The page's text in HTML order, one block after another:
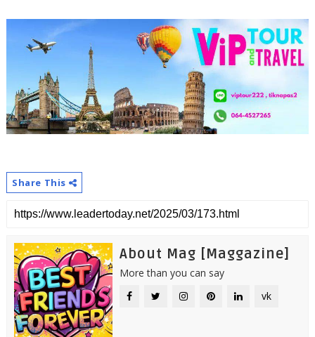
Share This
About Mag [Maggazine]
More than you can say
vk